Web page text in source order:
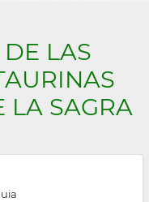
LAS
LA SAGRA